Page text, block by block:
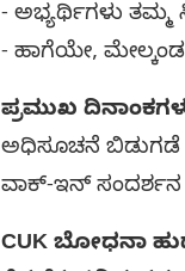
- ಅಭ್ಯರ್ಥಿಗಳು ತಮ್ಮ
- ಹಾಗೆಯೇ,
ಪ್ರಮುಖ
ಅಧಿಸೂಚನೆ ಬಿಡುಗಡೆ
ವಾಕ್-ಇನ್ ಸಂದರ್ಶನ
CUK ಬೋಧನಾ